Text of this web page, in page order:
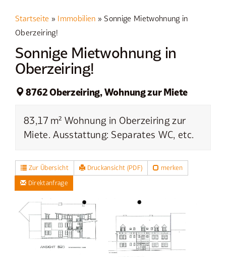
Startseite » Immobilien »Sonnige Mietwohnung in
Oberzeiring!
Sonnige Mietwohnung in
Oberzeiring!
8762 Oberzeiring, Wohnung zur Miete
83,17 m² Wohnung in Oberzeiring zur
Miete. Ausstattung: Separates WC, etc.
Zur Übersicht Druckansicht (PDF)
merken
Direktanfrage